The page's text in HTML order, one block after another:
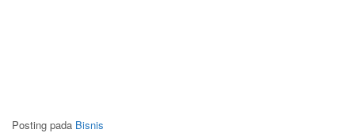
Posting pada Bisnis